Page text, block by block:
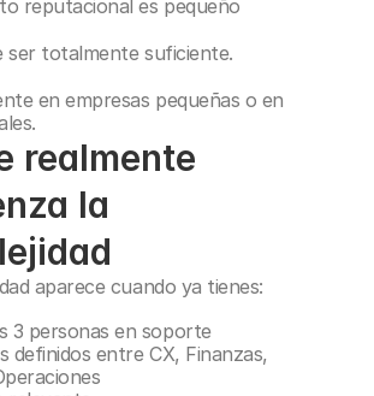
reputacional es pequeño
ser totalmente suficiente.
en empresas pequeñas o en
realmente
la
aparece cuando ya tienes:
3 personas en soporte
definidos entre CX, Finanzas,